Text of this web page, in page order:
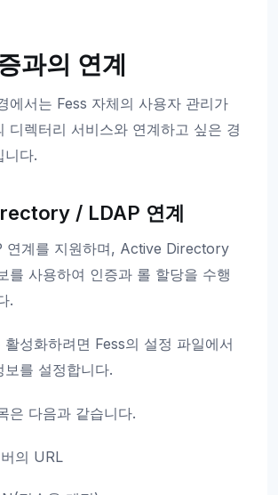
과의 연계
에서는 Fess 자체의 사용자 관리가
디렉터리 서비스와 연계하고 싶은 경
니다.
/ LDAP 연계
연계를 지원하며, Active Directory
를 사용하여 인증과 롤 할당을 수행
.
성화하려면 Fess의 설정 파일에서
를 설정합니다.
은 다음과 같습니다.
의 URL